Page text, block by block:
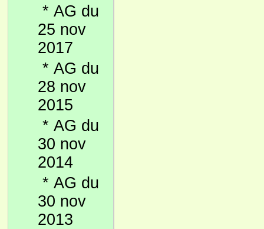
* AG du
25 nov
2017
* AG du
28 nov
2015
* AG du
30 nov
2014
* AG du
30 nov
2013